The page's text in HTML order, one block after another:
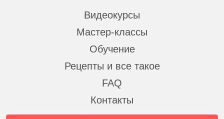
Видеокурсы
Мастер-классы
Обучение
Рецепты и все такое
FAQ
Контакты